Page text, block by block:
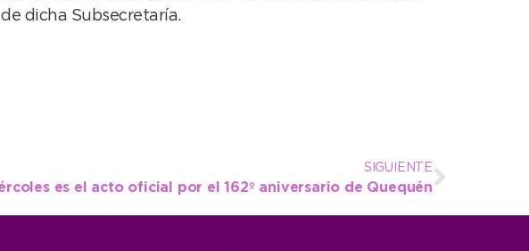
dicha Subsecretaría.
SIGUIENTE
es el acto oficial por el 162º aniversario de Quequén